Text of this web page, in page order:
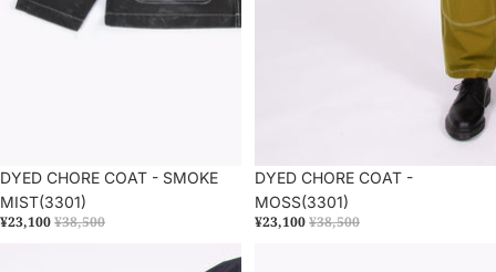
セール
DYED CHORE COAT - SMOKE
MIST(3301)
¥23,100¥38,500
セール
DYED CHORE COAT -
MOSS(3301)
¥23,100¥38,500